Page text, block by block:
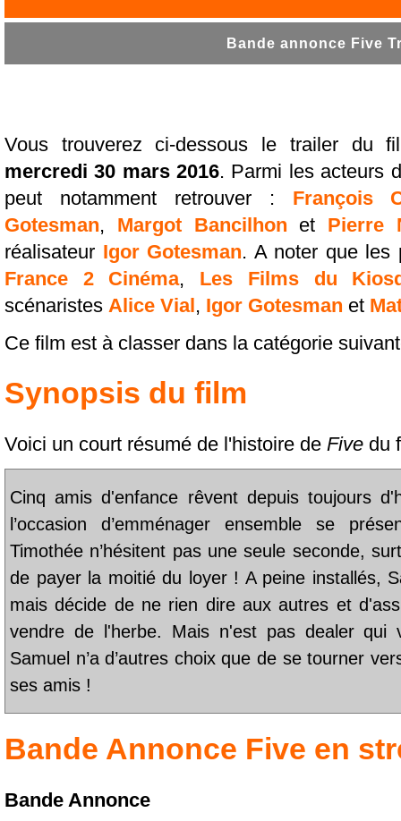
Bande annonce Five
Vous trouverez ci-dessous le trailer du
mercredi 30 mars 2016. Parmi les acteurs
peut notamment retrouver : François
Gotesman, Margot Bancilhon et Pierre
réalisateur Igor Gotesman. A noter que les
France 2 Cinéma, Les Films du
scénaristes Alice Vial , Igor Gotesman et
Ce film est à classer dans la catégorie
Synopsis du film
Voici un court résumé de l'histoire de Five du
Cinq amis d'enfance rêvent depuis toujours
l’occasion d’emménager ensemble se
Timothée n’hésitent pas une seule seconde,
de payer la moitié du loyer ! A peine installés,
mais décide de ne rien dire aux autres et
vendre de l'herbe. Mais n'est pas dealer qui
Samuel n’a d’autres choix que de se tourner
ses amis !
Bande Annonce Five en
Bande Annonce